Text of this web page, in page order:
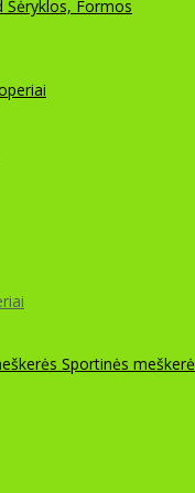
Šėryklos, Formos
Sportinės